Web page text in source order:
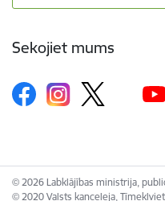
Sekojiet mums
© 2026 Labklājības ministrija,
© 2020 Valsts kanceleja,